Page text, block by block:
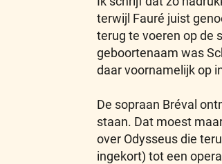
terwijl Fauré juist
terug te voeren op de
geboortenaam was
daar voornamelijk op
De sopraan Bréval
staan. Dat moest
over Odysseus die
ingekort) tot een